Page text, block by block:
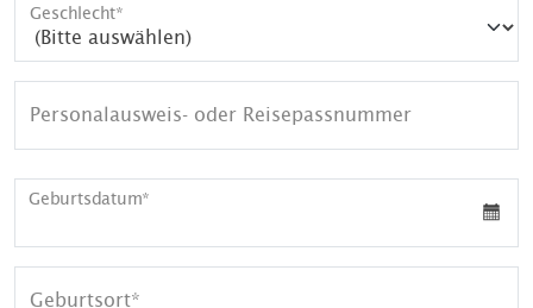
Geschlecht
Personalausweis- oder Reisepassnummer
Geburtsdatum
Geburtsort